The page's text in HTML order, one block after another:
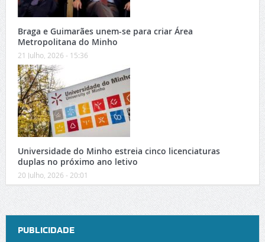
Braga e Guimarães unem-se para criar Área
Metropolitana do Minho
21 Julho, 2026 - 15:36
Universidade do Minho estreia cinco licenciaturas
duplas no próximo ano letivo
20 Julho, 2026 - 20:01
PUBLICIDADE